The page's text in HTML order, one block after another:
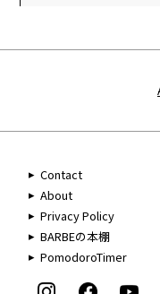
Contact
About
Privacy Policy
BARBEの本棚
PomodoroTimer